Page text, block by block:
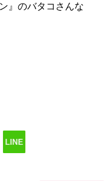
』のバタコさんな